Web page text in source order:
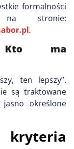
formalności
na stronie:
.
Kto ma
ten lepszy”.
są traktowane
określone